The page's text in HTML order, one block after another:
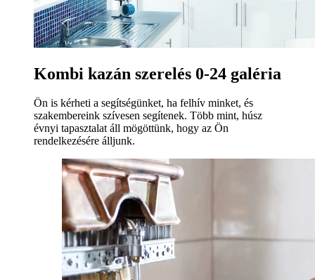
Kombi kazán szerelés 0-24 galéria
Ön is kérheti a segítségünket, ha felhív minket, és
szakembereink szívesen segítenek. Több mint, húsz
évnyi tapasztalat áll mögöttünk, hogy az Ön
rendelkezésére álljunk.